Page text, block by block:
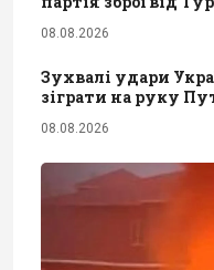
08.08.2026
Зухвалі удари
зіграти на руку
08.08.2026